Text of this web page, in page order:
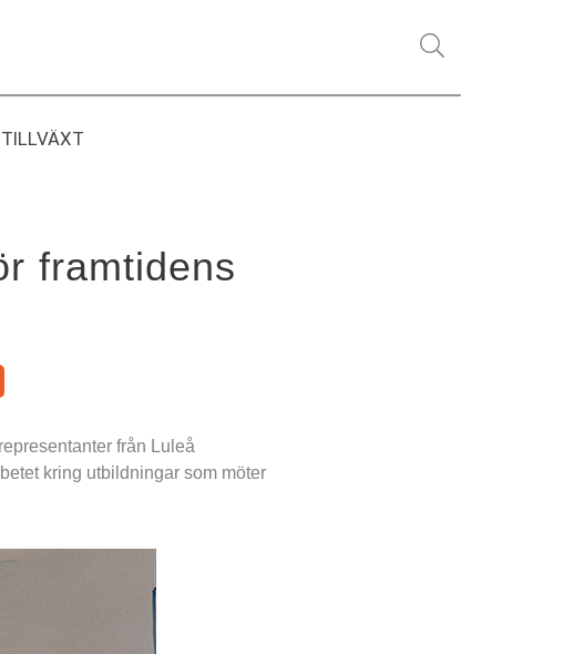
TILLVÄXT
framtidens
från Luleå
kring utbildningar som möter